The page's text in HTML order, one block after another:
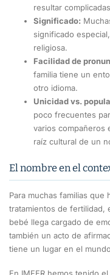
resultar
Significado:
significado
religiosa.
Facilidad de
familia tiene un
otro idioma.
Unicidad vs.
poco frecuentes
varios compañeros
raíz cultural de un
El nombre en el
Para muchas familias que
tratamientos de fertilidad,
bebé llega cargado de
también un acto de
tiene un lugar en el
En IMFER hemos tenido